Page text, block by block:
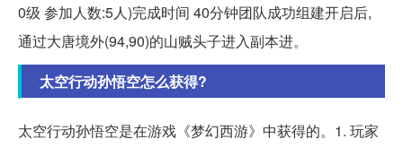
0级 参加人数:5人)完成时间 40分钟团队成功组建开启后,
通过大唐境外(94,90)的山贼头子进入副本进。
太空行动孙悟空怎么获得?
太空行动孙悟空是在游戏《梦幻西游》中获得的。1. 玩家